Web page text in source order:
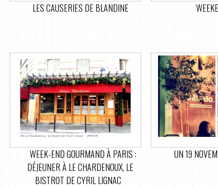
LES CAUSERIES DE BLANDINE
WEEK-END GOURMAND À PARIS :
DÉJEUNER À LE CHARDENOUX, LE
BISTROT DE CYRIL LIGNAC
UN 19